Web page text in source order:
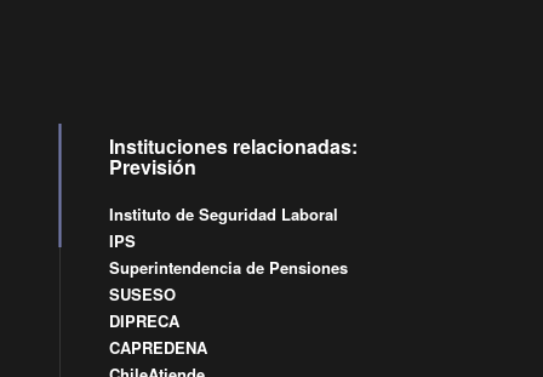
Instituciones relacionadas:
Previsión
Instituto de Seguridad Laboral
IPS
Superintendencia de Pensiones
SUSESO
DIPRECA
CAPREDENA